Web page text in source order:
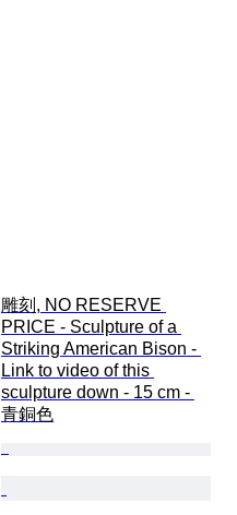
雕刻, NO RESERVE
PRICE - Sculpture of a
Striking American Bison -
Link to video of this
sculpture down - 15 cm -
青銅色